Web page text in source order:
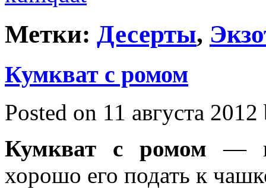
Метки: Десерты,
Кумкват с ромом
Posted on 11 августа
Кумкват с ромом —
хорошо его подать к